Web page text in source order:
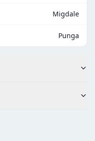
Migdale
Punga